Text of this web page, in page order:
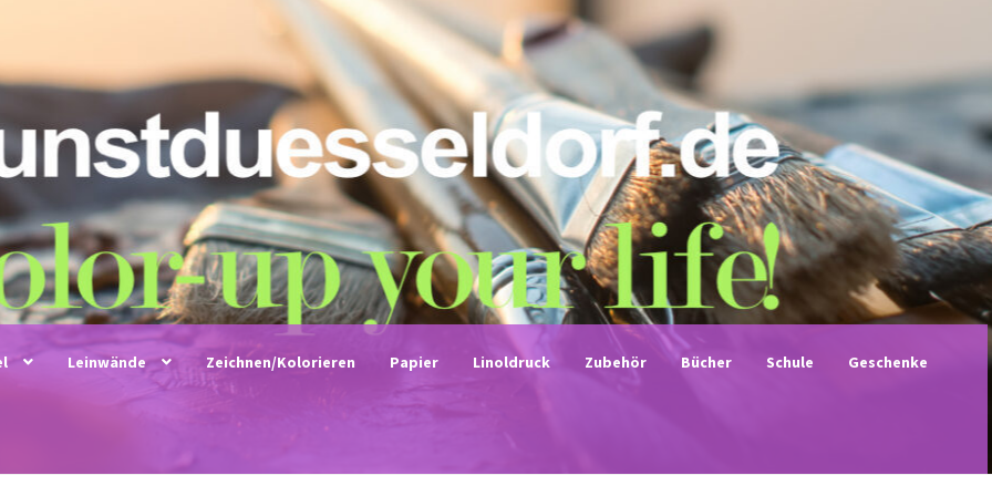
Leinwände Zeichnen/Kolorieren Papier Linoldruck Zubehör Bücher Schule Geschenke